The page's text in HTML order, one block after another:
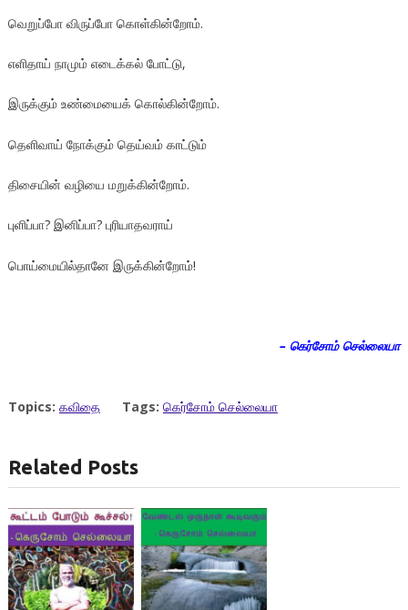
வெறுப்போ விருப்போ கொள்கின்றோம்.
எளிதாய் நாமும் எடைக்கல் போட்டு,
இருக்கும் உண்மையைக் கொல்கின்றோம்.
தெளிவாய் நோக்கும் தெய்வம் காட்டும்
திசையின் வழியை மறுக்கின்றோம்.
புளிப்பா? இனிப்பா? புரியாதவராய்
பொய்மையில்தானே இருக்கின்றோம்!
– கெர்சோம் செல்லையா
Topics: கவிதை Tags: கெர்சோம் செல்லையா
Related Posts